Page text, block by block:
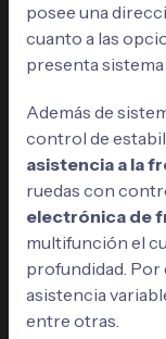
posee una
cuanto a las
presenta
Además de
control de
asistencia a la
ruedas con
electrónica de
multifunción el
profundidad.
asistencia
entre otras.